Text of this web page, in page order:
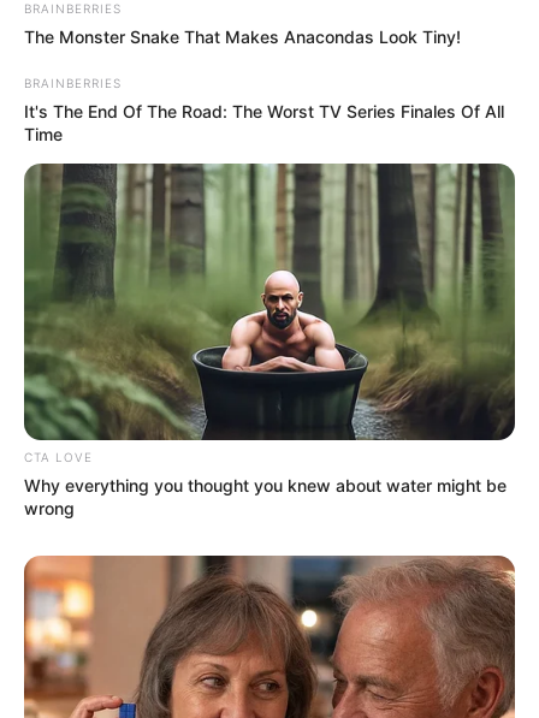
BRAINBERRIES
The Monster Snake That Makes Anacondas Look Tiny!
BRAINBERRIES
It's The End Of The Road: The Worst TV Series Finales Of All
Time
CTA LOVE
Why everything you thought you knew about water might be
wrong